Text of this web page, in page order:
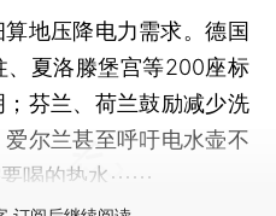
地压降电力需求。德国
夏洛滕堡宫等200座标
芬兰、荷兰鼓励减少洗
尔兰甚至呼吁电水壶不
要喝的热水⋯⋯